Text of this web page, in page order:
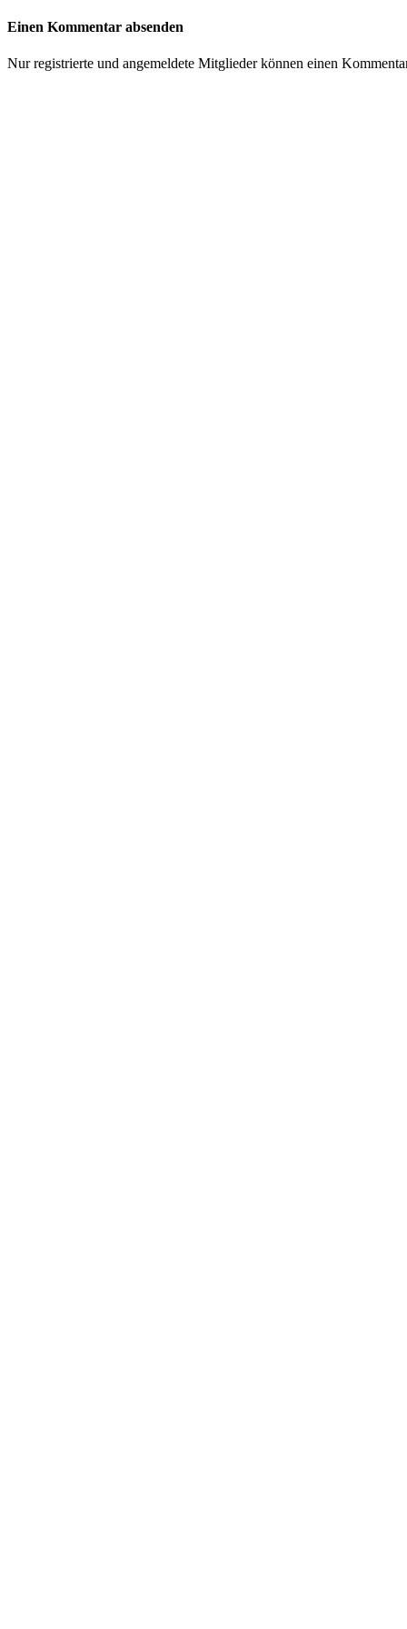
Einen Kommentar absenden
Nur registrierte und angemeldete Mitglieder können einen